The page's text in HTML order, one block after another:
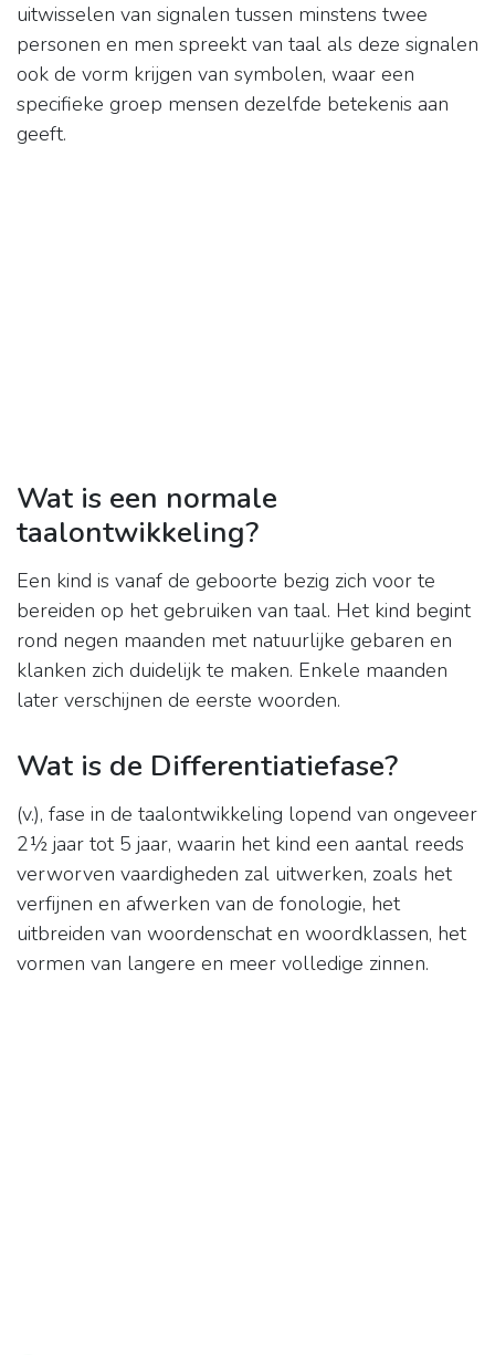
uitwisselen van signalen tussen minstens twee
personen en men spreekt van taal als deze signalen
ook de vorm krijgen van symbolen, waar een
specifieke groep mensen dezelfde betekenis aan
geeft.
Wat is een normale
taalontwikkeling?
Een kind is vanaf de geboorte bezig zich voor te
bereiden op het gebruiken van taal. Het kind begint
rond negen maanden met natuurlijke gebaren en
klanken zich duidelijk te maken. Enkele maanden
later verschijnen de eerste woorden.
Wat is de Differentiatiefase?
(v.), fase in de taalontwikkeling lopend van ongeveer
2½ jaar tot 5 jaar, waarin het kind een aantal reeds
verworven vaardigheden zal uitwerken, zoals het
verfijnen en afwerken van de fonologie, het
uitbreiden van woordenschat en woordklassen, het
vormen van langere en meer volledige zinnen.